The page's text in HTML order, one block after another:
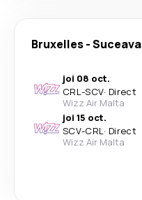
Bruxelles-Suceava
joi 08 oct.
CRL-SCV· Direct
Wizz Air Malta
joi 15 oct.
SCV-CRL· Direct
Wizz Air Malta